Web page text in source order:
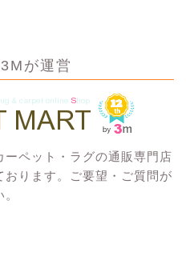
が運営
ーペット・ラグの通販専門店
ります。ご要望・ご質問が